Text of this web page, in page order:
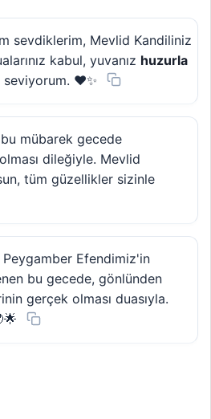
sevdiklerim, Mevlid Kandiliniz
kabul, yuvanız huzurla
❤️✨
mübarek gecede
dileğiyle. Mevlid
tüm güzellikler sizinle
Peygamber Efendimiz'in
bu gecede, gönlünden
gerçek olması duasıyla.